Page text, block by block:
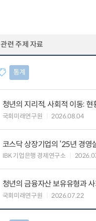
관련 주제 자료
통계
청년의 지리적, 사회적 이동: 현
국회미래연구원 2026.08.04
코스닥 상장기업의 ‘25년 경영
IBK 기업은행 경제연구소
청년의 금융자산 보유유형과
국회미래연구원 2026.07.22